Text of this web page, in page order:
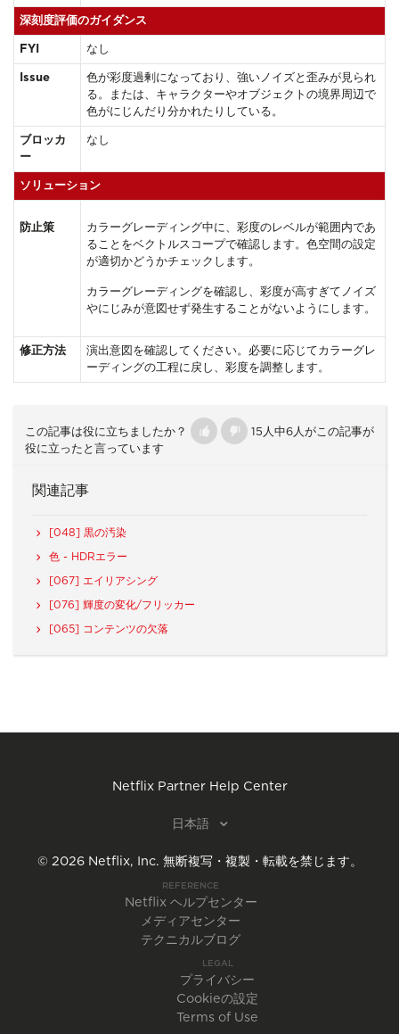
深刻度評価のガイダンス
FYI なし
Issue
色が彩度過剰になっており、強いノイズと歪みが見られ
る。または、キャラクターやオブジェクトの境界周辺で
色がにじんだり分かれたりしている。
ブロッカ
ー
なし
ソリューション
防止策
カラーグレーディング中に、彩度のレベルが範囲内であ
ることをベクトルスコープで確認します。色空間の設定
が適切かどうかチェックします。
カラーグレーディングを確認し、彩度が高すぎてノイズ
やにじみが意図せず発生することがないようにします。
修正方法
演出意図を確認してください。必要に応じてカラーグレ
ーディングの工程に戻し、彩度を調整します。
この記事は役に立ちましたか？
15人中6人がこの記事が
役に立ったと言っています
関連記事
[048] 黒の汚染
色 - HDRエラー
[067] エイリアシング
[076] 輝度の変化/フリッカー
[065] コンテンツの欠落
Netflix Partner Help Center
日本語
© 2026Netflix, Inc. 無断複写・複製・転載を禁じます。
REFERENCE
Netflix ヘルプセンター
メディアセンター
テクニカルブログ
LEGAL
プライバシー
Cookieの設定
Terms of Use